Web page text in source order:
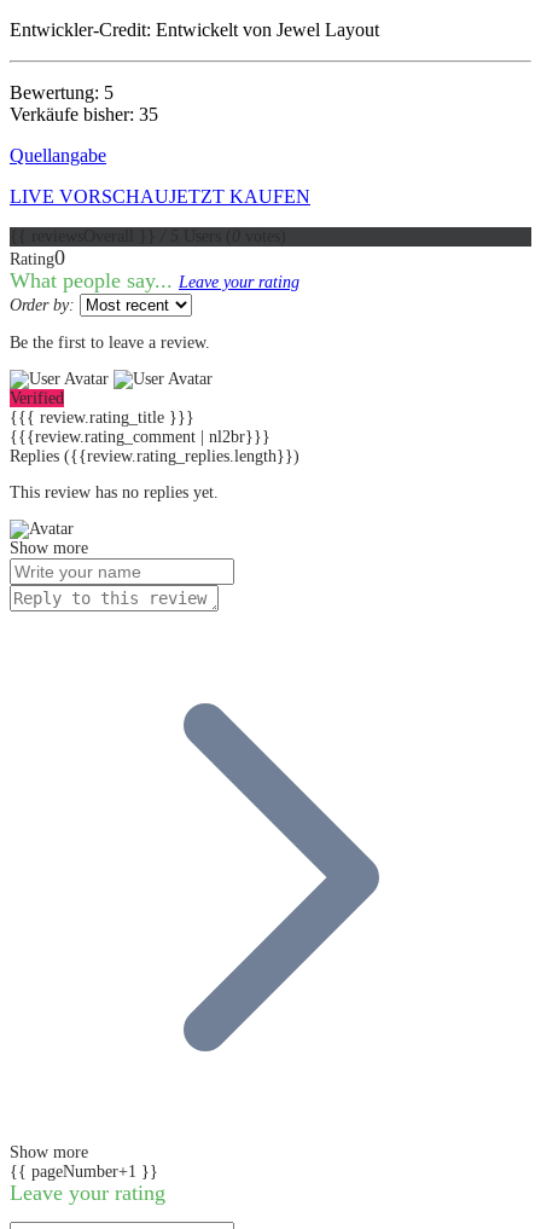
Entwickler-Credit: Entwickelt von Jewel Layout
Bewertung: 5
Verkäufe bisher: 35
Quellangabe
LIVE VORSCHAUJETZT KAUFEN
Rating0
What people say... Leave your rating
Order by:
Be the first to leave a review.
Verified
{{{ review.rating_title }}}
{{{review.rating_comment | nl2br}}}
Replies ({{review.rating_replies.length}})
This review has no replies yet.
Show more
Show more
{{ pageNumber+1 }}
Leave your rating